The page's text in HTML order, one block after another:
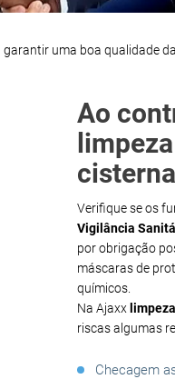
garantir uma boa qualidade
Ao
Verifique se os
Vigilância
por obrigação
máscaras de
químicos.
Na Ajaxx
riscas algumas
Checagem